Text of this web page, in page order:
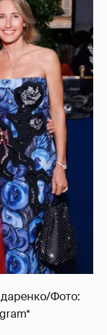
Фото: